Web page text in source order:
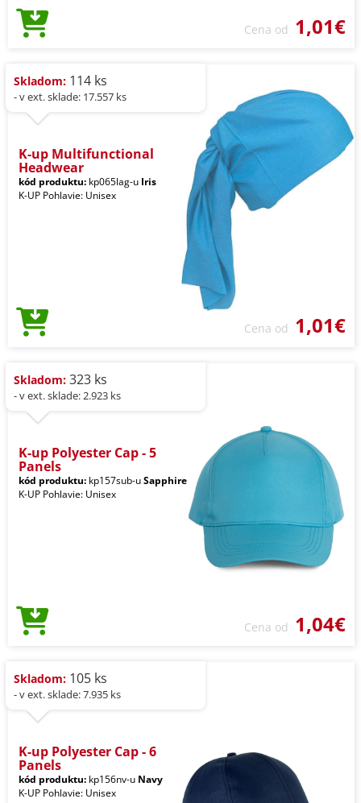
Cena od 1,01€
Skladom: 114 ks
- v ext. sklade: 17.557 ks
K-up Multifunctional
Headwear
kód produktu: kp065lag-u Iris
K-UP Pohlavie: Unisex
Cena od 1,01€
Skladom: 323 ks
- v ext. sklade: 2.923 ks
K-up Polyester Cap - 5
Panels
kód produktu: kp157sub-uSapphire
K-UP Pohlavie: Unisex
Cena od 1,04€
Skladom: 105 ks
- v ext. sklade: 7.935 ks
K-up Polyester Cap - 6
Panels
kód produktu: kp156nv-u Navy
K-UP Pohlavie: Unisex